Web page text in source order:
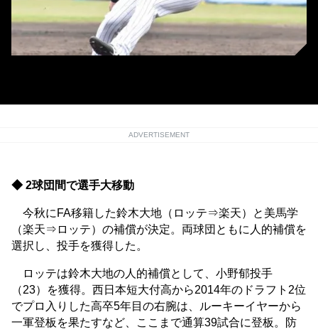
ADVERTISEMENT
◆ 2球団間で選手大移動
今秋にFA移籍した鈴木大地（ロッテ⇒楽天）と美馬学
（楽天⇒ロッテ）の補償が決定。両球団ともに人的補償を
選択し、投手を獲得した。
ロッテは鈴木大地の人的補償として、小野郁投手
（23）を獲得。西日本短大付高から2014年のドラフト2位
でプロ入りした高卒5年目の右腕は、ルーキーイヤーから
一軍登板を果たすなど、ここまで通算39試合に登板。防